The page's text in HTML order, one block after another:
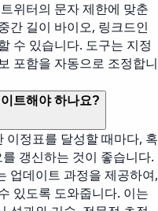
위터의 문자 제한에 맞춘
간 길이 바이오, 링크드인
수 있습니다. 도구는 지정
포함을 자동으로 조정합니
트해야 하나요?
정표를 달성할 때마다, 혹
갱신하는 것이 좋습니다.
업데이트 과정을 제공하여,
있도록 도와줍니다. 이는